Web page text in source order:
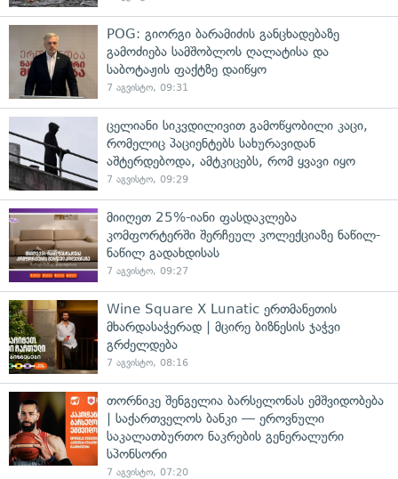
POG: გიორგი ბარამიძის განცხადებაზე
გამოძიება სამშობლოს ღალატისა და
საბოტაჟის ფაქტზე დაიწყო
7 აგვისტო, 09:31
ცელიანი სიკვდილივით გამოწყობილი კაცი,
რომელიც პაციენტებს სახურავიდან
აშტერდებოდა, ამტკიცებს, რომ ყვავი იყო
7 აგვისტო, 09:29
მიიღეთ 25%-იანი ფასდაკლება
კომფორტერში შერჩეულ კოლექციაზე ნაწილ-
ნაწილ გადახდისას
7 აგვისტო, 09:27
Wine Square X Lunatic ერთმანეთის
მხარდასაჭერად | მცირე ბიზნესის ჯაჭვი
გრძელდება
7 აგვისტო, 08:16
თორნიკე შენგელია ბარსელონას ემშვიდობება
| საქართველოს ბანკი — ეროვნული
საკალათბურთო ნაკრების გენერალური
სპონსორი
7 აგვისტო, 07:20